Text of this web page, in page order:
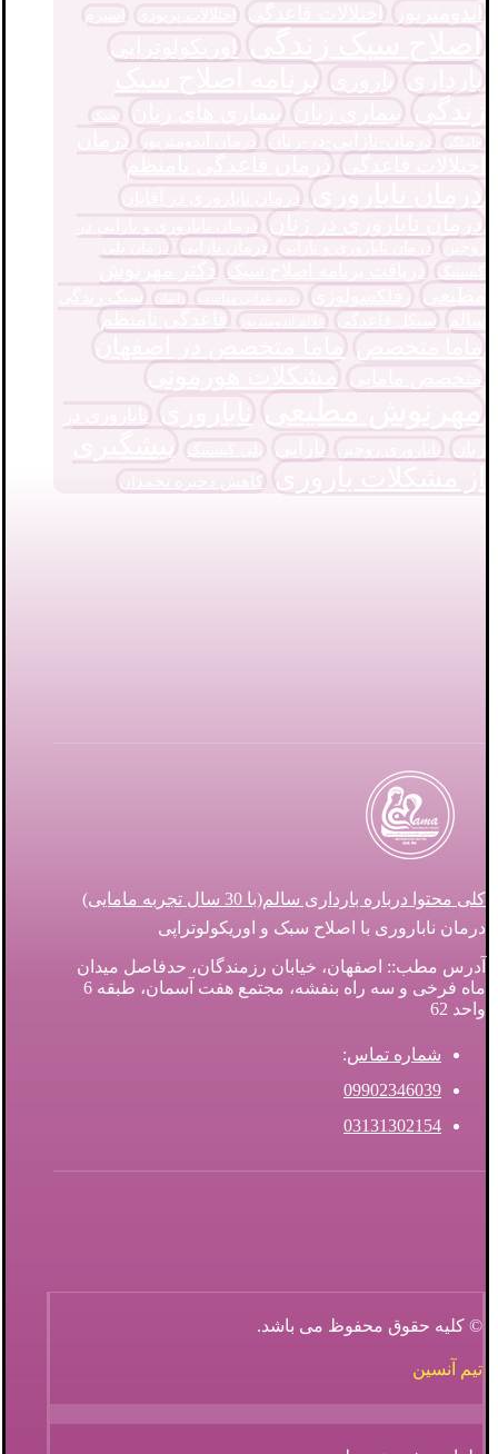
اختلالات قاعدگی اختلالات پریودی
اصلاح سبک زندگی اوریکولوتراپی
بارداری باروری برنامه اصلاح سبک
زندگی
بیماری زنان بیماری های زنان
تخمک
حاملگی
درمان-نازایی-در-زنان درمان آندومتریوز
درمان
اختلالات قاعدگی درمان قاعدگی نامنظم
درمان ناباروری درمان ناباروری در آقایان
درمان ناباروری در زنان
درمان ناباروری و نارایی در
زوجین
درمان ناباروری و نازایی درمان نازایی
درمان پلی
کیستیک
دریافت برنامه اصلاح سبک
دکتر مهرنوش
مطیعی
رفلکسولوژی رژیم غذایی مناسب زایمان
سبک زندگی
سالم
سیکل قاعدگی علائم آندومتریوز قاعدگی نامنظم
ماما متخصص ماما متخصص در اصفهان
متخصص مامایی مشکلات هورمونی
مهرنوش مطیعی ناباروری
ناباروری در
زنان
ناباروری زوجین نازایی پلی کیستیک
پیشگیری
از مشکلات باروری
کاهش ذخیره تخمدان
کلی محتوا درباره بارداری سالم(با 30 سال تجربه مامایی)
درمان ناباروری با اصلاح سبک و اوریکولوتراپی
آدرس مطب:: اصفهان، خیابان رزمندگان، حدفاصل میدان
ماه فرخی و سه راه بنفشه، مجتمع هفت آسمان، طبقه 6
واحد 62
شماره تماس:
09902346039
03131302154
© کلیه حقوق محفوظ می باشد.
تیم آنسین